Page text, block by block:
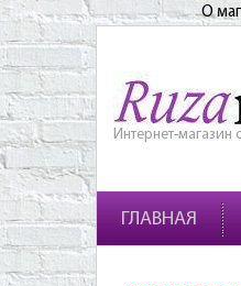
О
Интернет-
ГЛАВНАЯ